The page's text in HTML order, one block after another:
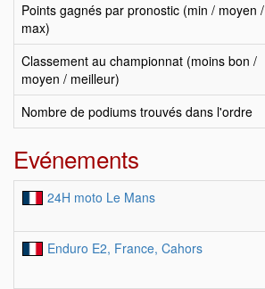
Points gagnés par pronostic (min / moyen /
max)
Classement au championnat (moins bon /
moyen / meilleur)
Nombre de podiums trouvés dans l'ordre
Evénements
24H moto Le Mans
Enduro E2, France, Cahors